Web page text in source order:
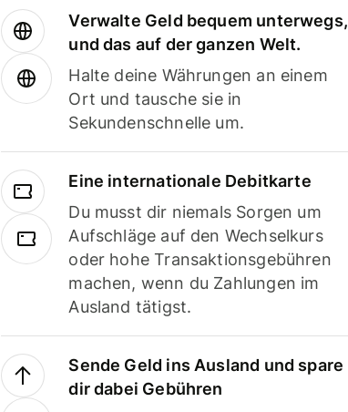
Verwalte Geld bequem unterwegs,
und das auf der ganzen Welt.
Halte deine Währungen an einem
Ort und tausche sie in
Sekundenschnelle um.
Eine internationale Debitkarte
Du musst dir niemals Sorgen um
Aufschläge auf den Wechselkurs
oder hohe Transaktionsgebühren
machen, wenn du Zahlungen im
Ausland tätigst.
Sende Geld ins Ausland und spare
dir dabei Gebühren